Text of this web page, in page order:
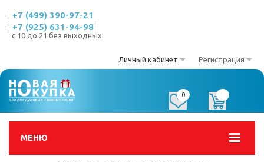
+7 (499) 390-97-21
+7 (925) 631-94-98
с 10 до 21 без выходных
Личный кабинет Регистрация
МЕНЮ
0